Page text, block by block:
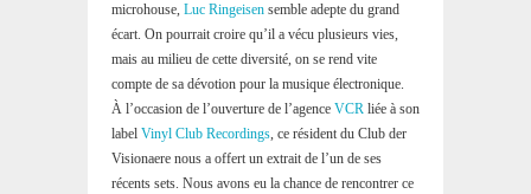
microhouse, Luc Ringeisen semble adepte du grand
écart. On pourrait croire qu’il a vécu plusieurs vies,
mais au milieu de cette diversité, on se rend vite
compte de sa dévotion pour la musique électronique.
À l’occasion de l’ouverture de l’agence VCR liée à son
label Vinyl Club Recordings, ce résident du Club der
Visionaere nous a offert un extrait de l’un de ses
récents sets. Nous avons eu la chance de rencontrer ce